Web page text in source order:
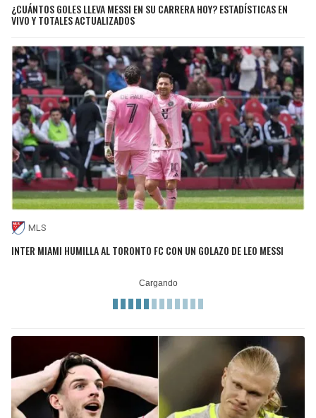
¿CUÁNTOS GOLES LLEVA MESSI EN SU CARRERA HOY? ESTADÍSTICAS EN
VIVO Y TOTALES ACTUALIZADOS
MLS
INTER MIAMI HUMILLA AL TORONTO FC CON UN GOLAZO DE LEO MESSI